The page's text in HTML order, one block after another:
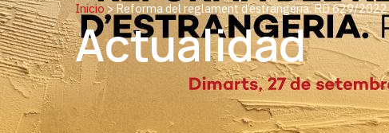
Inicio> Reforma del reglament d’estrangeria. RD 629/2022
Actualidad